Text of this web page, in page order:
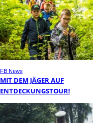
FB News
MIT DEM JÄGER AUF
ENTDECKUNGSTOUR!